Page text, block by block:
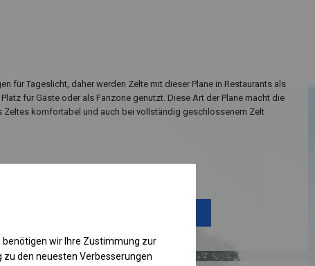
für Tageslicht, daher werden Zelte mit dieser Plane in Restaurants als
für Gäste oder als Fanzone genutzt. Diese Art der Plane macht die
Zeltes komfortabel und auch bei vollständig geschlossenem Zelt
benötigen wir Ihre Zustimmung zur
zu den neuesten Verbesserungen